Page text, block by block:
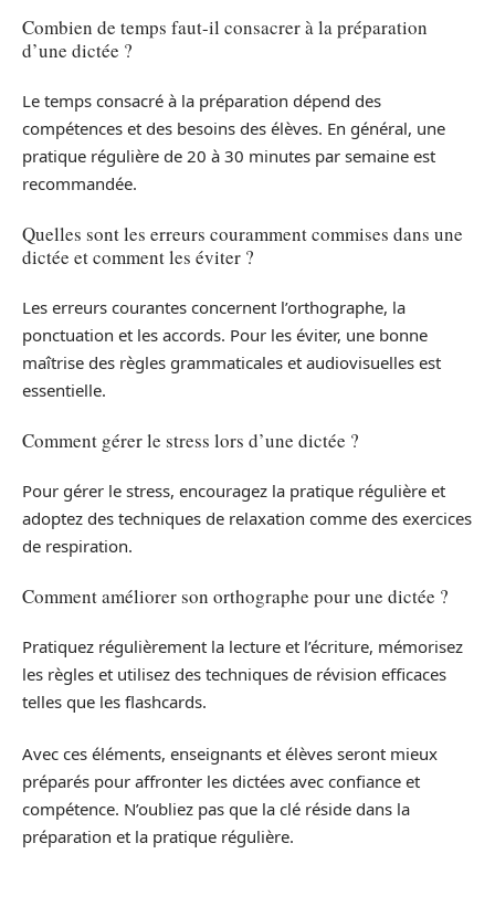
Combien de temps faut-il consacrer à la préparation
d’une dictée ?
Le temps consacré à la préparation dépend des
compétences et des besoins des élèves. En général, une
pratique régulière de 20 à 30 minutes par semaine est
recommandée.
Quelles sont les erreurs couramment commises dans une
dictée et comment les éviter ?
Les erreurs courantes concernent l’orthographe, la
ponctuation et les accords. Pour les éviter, une bonne
maîtrise des règles grammaticales et audiovisuelles est
essentielle.
Comment gérer le stress lors d’une dictée ?
Pour gérer le stress, encouragez la pratique régulière et
adoptez des techniques de relaxation comme des exercices
de respiration.
Comment améliorer son orthographe pour une dictée ?
Pratiquez régulièrement la lecture et l’écriture, mémorisez
les règles et utilisez des techniques de révision efficaces
telles que les flashcards.
Avec ces éléments, enseignants et élèves seront mieux
préparés pour affronter les dictées avec confiance et
compétence. N’oubliez pas que la clé réside dans la
préparation et la pratique régulière.